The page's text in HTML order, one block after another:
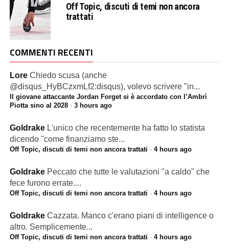
Off Topic, discuti di temi non ancora
trattati
COMMENTI RECENTI
Lore Chiedo scusa (anche
@disqus_HyBCzxmLf2:disqus), volevo scrivere "in...
Il giovane attaccante Jordan Forget si è accordato con l’Ambrì
Piotta sino al 2028· 3 hours ago
Goldrake L'unico che recentemente ha fatto lo statista
dicendo "come finanziamo ste...
Off Topic, discuti di temi non ancora trattati · 4 hours ago
Goldrake Peccato che tutte le valutazioni "a caldo" che
fece furono errate....
Off Topic, discuti di temi non ancora trattati · 4 hours ago
Goldrake Cazzata. Manco c'erano piani di intelligence o
altro. Semplicemente...
Off Topic, discuti di temi non ancora trattati · 4 hours ago